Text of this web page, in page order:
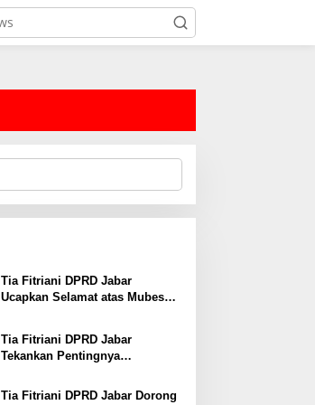
Tia Fitriani DPRD Jabar
Ucapkan Selamat atas Mubes
Jabar
Tia Fitriani DPRD Jabar
Tekankan Pentingnya
Perkuat Kader NasDem di
Tia Fitriani DPRD Jabar Dorong